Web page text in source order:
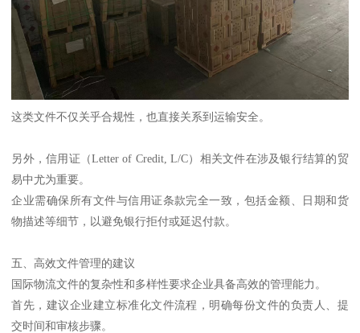
这类文件不仅关乎合规性，也直接关系到运输安全。
另外，信用证（Letter of Credit, L/C）相关文件在涉及银行结算的贸
易中尤为重要。
企业需确保所有文件与信用证条款完全一致，包括金额、日期和货
物描述等细节，以避免银行拒付或延迟付款。
五、高效文件管理的建议
国际物流文件的复杂性和多样性要求企业具备高效的管理能力。
首先，建议企业建立标准化文件流程，明确每份文件的负责人、提
交时间和审核步骤。